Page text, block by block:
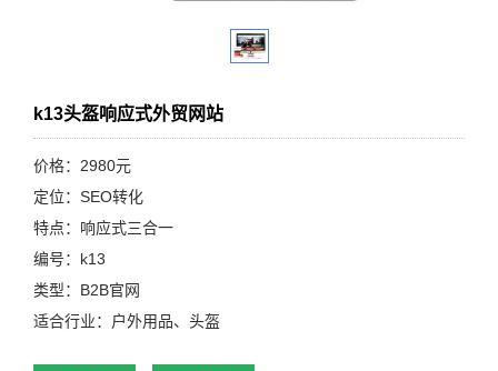
k13头盔响应式外贸网站
价格：2980元
定位：SEO转化
特点：响应式三合一
编号：k13
类型：B2B官网
适合行业：户外用品、头盔